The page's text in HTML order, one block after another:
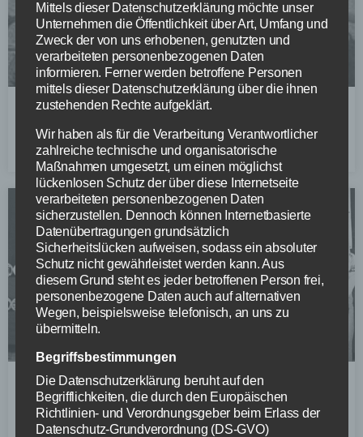
Vittoria Fischer MTB Cup (Schweiz)
WEITERLESEN »
Renn-Saison 2025 erfolgreich gestartet!
WEITERLESEN »
Mittels dieser Datenschutzerklärung möchte unser
Unternehmen die Öffentlichkeit über Art, Umfang und
Zweck der von uns erhobenen, genutzten und
verarbeiteten personenbezogenen Daten
informieren. Ferner werden betroffene Personen
mittels dieser Datenschutzerklärung über die ihnen
zustehenden Rechte aufgeklärt.
Wir haben als für die Verarbeitung Verantwortlicher
zahlreiche technische und organisatorische
Maßnahmen umgesetzt, um einen möglichst
lückenlosen Schutz der über diese Internetseite
verarbeiteten personenbezogenen Daten
sicherzustellen. Dennoch können Internetbasierte
Datenübertragungen grundsätzlich
Sicherheitslücken aufweisen, sodass ein absoluter
Schutz nicht gewährleistet werden kann. Aus
diesem Grund steht es jeder betroffenen Person frei,
personenbezogene Daten auch auf alternativen
Wegen, beispielsweise telefonisch, an uns zu
übermitteln.
Begriffsbestimmungen
Die Datenschutzerklärung beruht auf den
Begrifflichkeiten, die durch den Europäischen
Richtlinien- und Verordnungsgeber beim Erlass der
Datenschutz-Grundverordnung (DS-GVO)